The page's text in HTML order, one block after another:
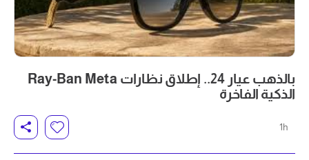
بالذهب عيار 24.. إطلاق نظارات Ray-Ban Meta
الذكية الفاخرة
1h